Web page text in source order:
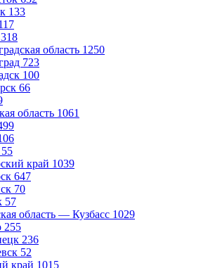
133
область 1250
723
100
66
область 1061
55
край 1039
647
70
57
область — Кузбасс 1029
255
236
52
край 1015